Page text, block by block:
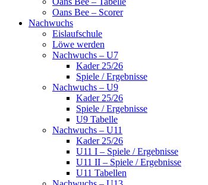
Oans Bee – Scorer
Nachwuchs
Eislaufschule
Löwe werden
Nachwuchs – U7
Kader 25/26
Spiele / Ergebnisse
Nachwuchs – U9
Kader 25/26
Spiele / Ergebnisse
U9 Tabelle
Nachwuchs – U11
Kader 25/26
U11 I – Spiele / Ergebnisse
U11 II – Spiele / Ergebnisse
U11 Tabellen